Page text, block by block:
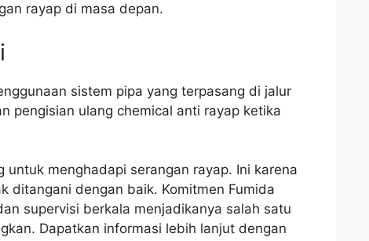
rayap di masa depan.
sistem pipa yang terpasang di jalur
pengisian ulang chemical anti rayap ketika
menghadapi serangan rayap. Ini karena
ditangani dengan baik. Komitmen Fumida
supervisi berkala menjadikanya salah satu
Dapatkan informasi lebih lanjut dengan